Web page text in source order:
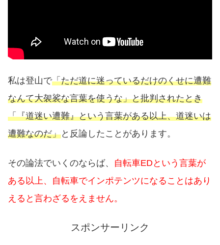
私は登山で「ただ道に迷っているだけのくせに遭難
なんて大袈裟な言葉を使うな」と批判されたとき
「『道迷い遭難』という言葉がある以上、道迷いは
遭難なのだ」と反論したことがあります。
その論法でいくのならば、 自転車EDという言葉が
ある以上、自転車でインポテンツになることはあり
えると言わざるをえません。
スポンサーリンク